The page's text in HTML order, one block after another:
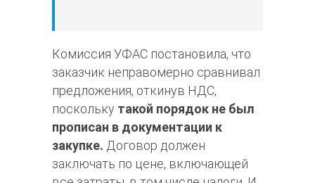
Комиссия УФАС постановила, что
заказчик неправомерно сравнивал
предложения, откинув НДС,
поскольку такой порядок не был
прописан в документации к
закупке. Договор должен
заключать по цене, включающей